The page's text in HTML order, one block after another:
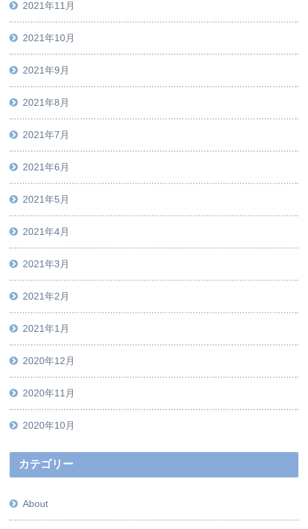
2021年11月
2021年10月
2021年9月
2021年8月
2021年7月
2021年6月
2021年5月
2021年4月
2021年3月
2021年2月
2021年1月
2020年12月
2020年11月
2020年10月
カテゴリー
About